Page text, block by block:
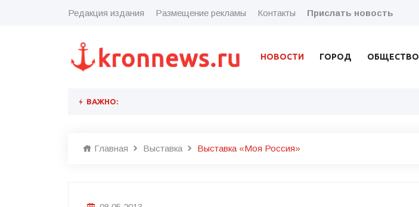
Редакция издания Размещение рекламы Контакты Прислать новость
НОВОСТИ ГОРОД ОБЩЕСТВО
ВАЖНО:
Главная Выставка Выставка «Моя Россия»